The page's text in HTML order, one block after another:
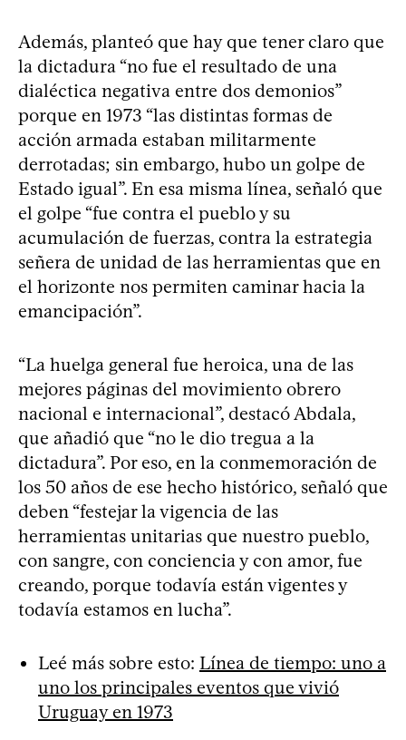
Además, planteó que hay que tener claro que
la dictadura “no fue el resultado de una
dialéctica negativa entre dos demonios”
porque en 1973 “las distintas formas de
acción armada estaban militarmente
derrotadas; sin embargo, hubo un golpe de
Estado igual”. En esa misma línea, señaló que
el golpe “fue contra el pueblo y su
acumulación de fuerzas, contra la estrategia
señera de unidad de las herramientas que en
el horizonte nos permiten caminar hacia la
emancipación”.
“La huelga general fue heroica, una de las
mejores páginas del movimiento obrero
nacional e internacional”, destacó Abdala,
que añadió que “no le dio tregua a la
dictadura”. Por eso, en la conmemoración de
los 50 años de ese hecho histórico, señaló que
deben “festejar la vigencia de las
herramientas unitarias que nuestro pueblo,
con sangre, con conciencia y con amor, fue
creando, porque todavía están vigentes y
todavía estamos en lucha”.
Leé más sobre esto: Línea de tiempo: uno a
uno los principales eventos que vivió
Uruguay en 1973